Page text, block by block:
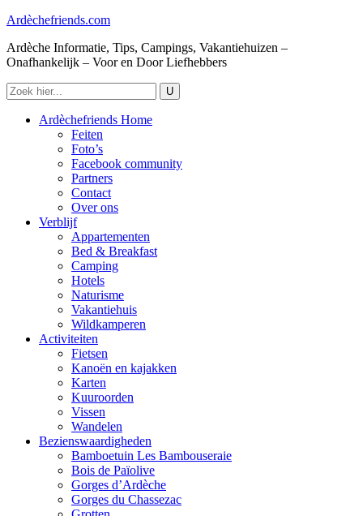
Ardèchefriends.com
Ardèche Informatie, Tips, Campings, Vakantiehuizen –
Onafhankelijk – Voor en Door Liefhebbers
Ardèchefriends Home
Feiten
Foto’s
Facebook community
Partners
Contact
Over ons
Verblijf
Appartementen
Bed & Breakfast
Camping
Hotels
Naturisme
Vakantiehuis
Wildkamperen
Activiteiten
Fietsen
Kanoën en kajakken
Karten
Kuuroorden
Vissen
Wandelen
Bezienswaardigheden
Bamboetuin Les Bambouseraie
Bois de Païolive
Gorges d’Ardèche
Gorges du Chassezac